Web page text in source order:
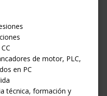
de motor, PLC,
en PC
técnica, formación y